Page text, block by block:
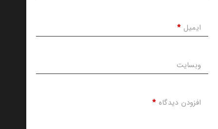
ایمیل *
وبسایت
افزودن دیدگاه *